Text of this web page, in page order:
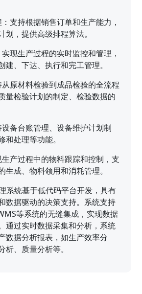
支持根据销售订单和生产能力，
划，提供高级排程算法。
现生产过程的实时监控和管理，
建、下达、执行和完工管理。
原材料检验到成品检验的全流程
量检验计划的制定、检验数据的
备台账管理、设备维护计划制
和处理等功能。
产过程中的物料跟踪和控制，支
生成、物料领用和消耗管理。
系统基于低代码平台开发，具有
数据驱动的决策支持。系统支持
等系统的无缝集成，实现数据
通过实时数据采集和分析，系统
数据分析报表，如生产效率分
析、质量分析等。